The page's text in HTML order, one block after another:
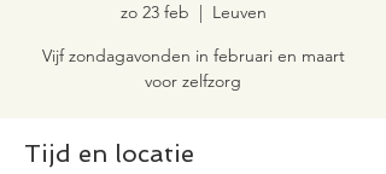
zo 23 feb
  |
Leuven
Vijf zondagavonden in februari en maart
voor zelfzorg
Tijd en locatie